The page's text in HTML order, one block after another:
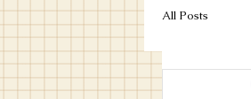
All Posts